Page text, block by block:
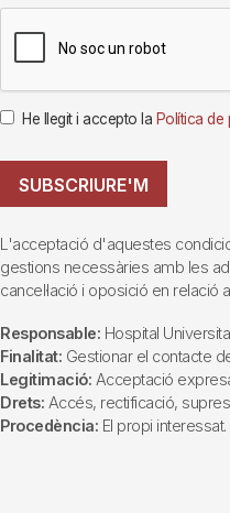
He llegit i accepto la Política de
SUBSCRIURE'M
L'acceptació d'aquestes
gestions necessàries amb les
cancel·lació i oposició en relació
Responsable: Hospital
Finalitat: Gestionar el contacte
Legitimació: Acceptació
Drets: Accés, rectificació,
Procedència: El propi interessat.